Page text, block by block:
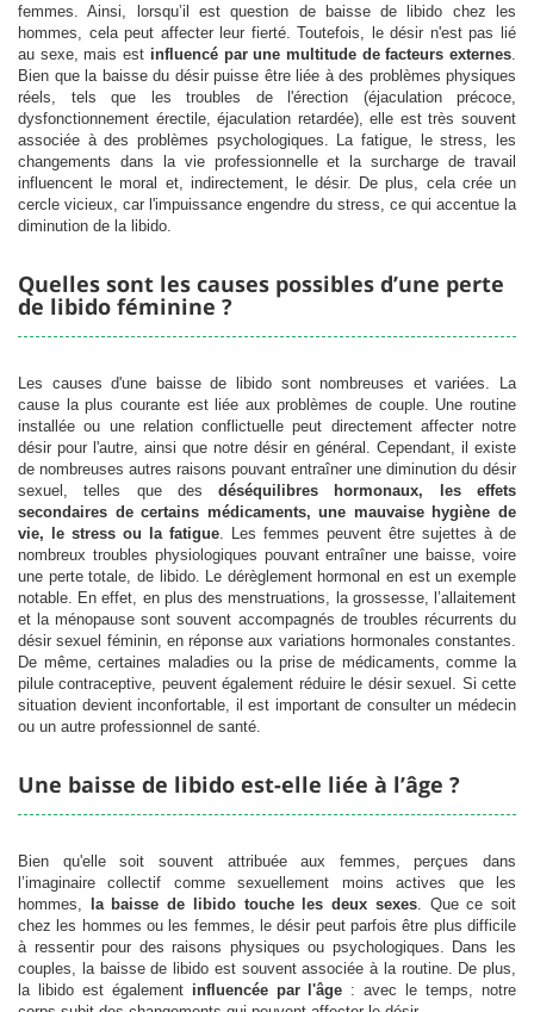
femmes. Ainsi, lorsqu’il est question de baisse de libido chez les
hommes, cela peut affecter leur fierté. Toutefois, le désir n'est pas lié
au sexe, mais est influencé par une multitude de facteurs externes.
Bien que la baisse du désir puisse être liée à des problèmes physiques
réels, tels que les troubles de l'érection (éjaculation précoce,
dysfonctionnement érectile, éjaculation retardée), elle est très souvent
associée à des problèmes psychologiques. La fatigue, le stress, les
changements dans la vie professionnelle et la surcharge de travail
influencent le moral et, indirectement, le désir. De plus, cela crée un
cercle vicieux, car l'impuissance engendre du stress, ce qui accentue la
diminution de la libido.
Quelles sont les causes possibles d’une perte
de libido féminine ?
Les causes d'une baisse de libido sont nombreuses et variées. La
cause la plus courante est liée aux problèmes de couple. Une routine
installée ou une relation conflictuelle peut directement affecter notre
désir pour l'autre, ainsi que notre désir en général. Cependant, il existe
de nombreuses autres raisons pouvant entraîner une diminution du désir
sexuel, telles que desdéséquilibres hormonaux, les effets
secondaires de certains médicaments, une mauvaise hygiène de
vie, le stress ou la fatigue. Les femmes peuvent être sujettes à de
nombreux troubles physiologiques pouvant entraîner une baisse, voire
une perte totale, de libido. Le dérèglement hormonal en est un exemple
notable. En effet, en plus des menstruations, la grossesse, l’allaitement
et la ménopause sont souvent accompagnés de troubles récurrents du
désir sexuel féminin, en réponse aux variations hormonales constantes.
De même, certaines maladies ou la prise de médicaments, comme la
pilule contraceptive, peuvent également réduire le désir sexuel. Si cette
situation devient inconfortable, il est important de consulter un médecin
ou un autre professionnel de santé.
Une baisse de libido est-elle liée à l’âge ?
Bien qu'elle soit souvent attribuée aux femmes, perçues dans
l’imaginaire collectif comme sexuellement moins actives que les
hommes,
la baisse de libido touche les deux sexes. Que ce soit
chez les hommes ou les femmes, le désir peut parfois être plus difficile
à ressentir pour des raisons physiques ou psychologiques. Dans les
couples, la baisse de libido est souvent associée à la routine. De plus,
la libido est également influencée par l'âge : avec le temps, notre